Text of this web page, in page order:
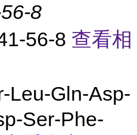
8
56-8 查看相
Leu-Gln-Asp-
Ser-Phe-